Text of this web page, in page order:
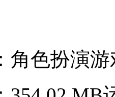
角色扮演游